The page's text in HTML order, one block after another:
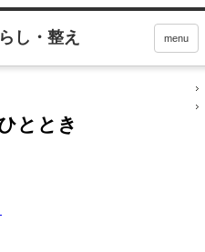
menu
ととき